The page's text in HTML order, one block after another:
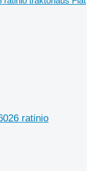
ratinio